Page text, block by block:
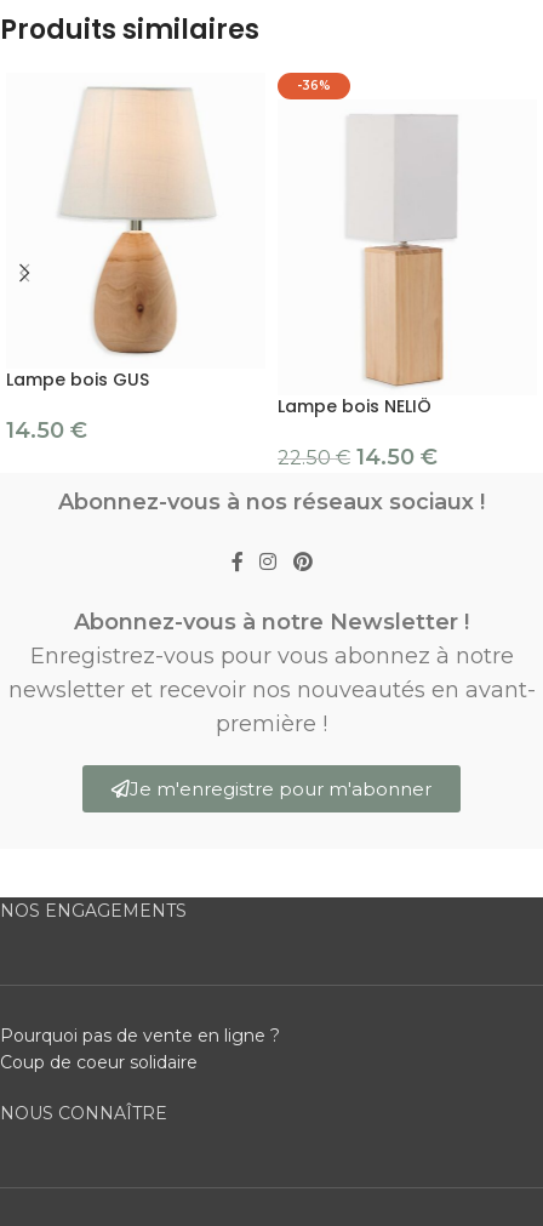
Produits similaires
Lampe bois GUS
14.50 €
-36%
Lampe bois NELIÖ
22.50€ 14.50 €
Abonnez-vous à nos réseaux sociaux !
Abonnez-vous à notre Newsletter !
Enregistrez-vous pour vous abonnez à notre
newsletter et recevoir nos nouveautés en avant-
première !
Je m'enregistre pour m'abonner
NOS ENGAGEMENTS
Pourquoi pas de vente en ligne ?
Coup de coeur solidaire
NOUS CONNAÎTRE